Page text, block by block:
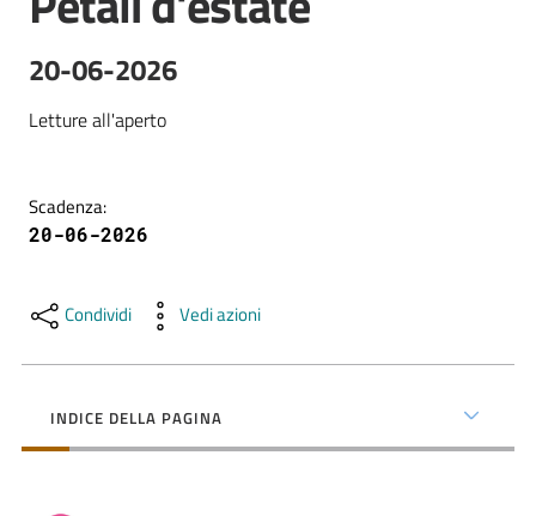
nostri
contenuti
SCOPRI
i
PARTECIPA
attività
20-06-2026
Letture all'aperto
Scadenza:
20-06-2026
Condividi Vedi azioni
INDICE DELLA PAGINA